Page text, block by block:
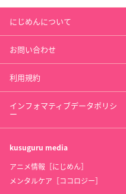
にじめんについて
お問い合わせ
利用規約
インフォマティブデータポリシ
ー
kusuguru media
アニメ情報［にじめん］
メンタルケア［ココロジー］